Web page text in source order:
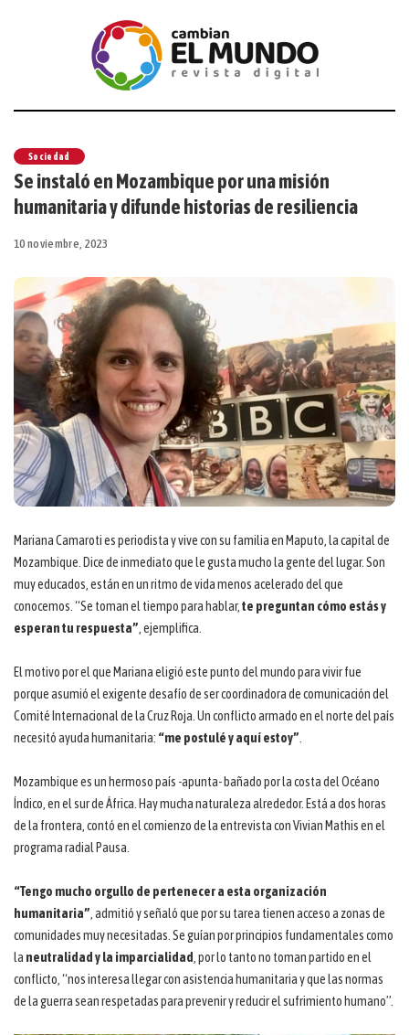
Sociedad
Se instaló en Mozambique por una misión
humanitaria y difunde historias de resiliencia
10 noviembre, 2023
Mariana Camaroti es periodista y vive con su familia en Maputo, la capital de
Mozambique. Dice de inmediato que le gusta mucho la gente del lugar. Son
muy educados, están en un ritmo de vida menos acelerado del que
conocemos. “Se toman el tiempo para hablar, te preguntan cómo estás y
esperan tu respuesta” , ejemplifica.
El motivo por el que Mariana eligió este punto del mundo para vivir fue
porque asumió el exigente desafío de ser coordinadora de comunicación del
Comité Internacional de la Cruz Roja. Un conflicto armado en el norte del país
necesitó ayuda humanitaria: “me postulé y aquí estoy”
Mozambique es un hermoso país -apunta- bañado por la costa del Océano
Índico, en el sur de África. Hay mucha naturaleza alrededor. Está a dos horas
de la frontera, contó en el comienzo de la entrevista con Vivian Mathis en el
programa radial Pausa.
“Tengo mucho orgullo de pertenecer a esta organización
humanitaria” , admitió y señaló que por su tarea tienen acceso a zonas de
comunidades muy necesitadas. Se guían por principios fundamentales como
la neutralidad y la imparcialidad , por lo tanto no toman partido en el
conflicto, “nos interesa llegar con asistencia humanitaria y que las normas
de la guerra sean respetadas para prevenir y reducir el sufrimiento humano”.